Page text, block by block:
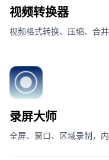
视频转换器
视频格式转换、压缩、合
录屏大师
全屏、窗口、区域录制，